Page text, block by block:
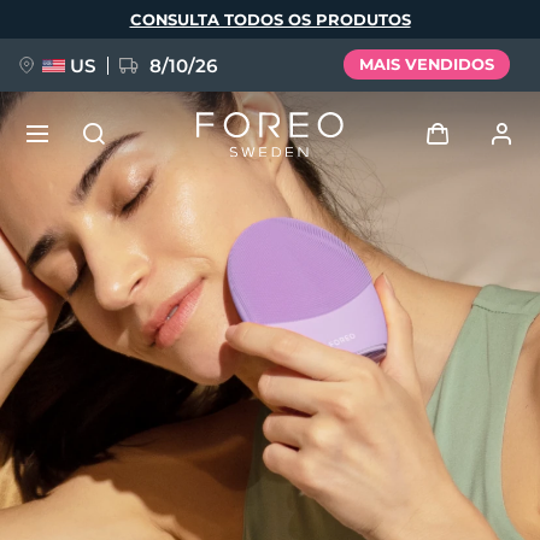
principal
CONSULTA TODOS OS PRODUTOS
US 8/10/26 MAIS VENDIDOS
Perfil de usuário
Meus aparelhos
Meus pedidos
Meus endereços
As minhas subscrições
NOVIDADE
FAQ™ Pure Beauty-Tech Elixir
BREAKING NEWS
issa™ Teeth Whitening Set
Idioma
English Deutsch
Español
Français
Italiano
Português
Svenska
Русский
Türkçe
简体中文 繁體中文